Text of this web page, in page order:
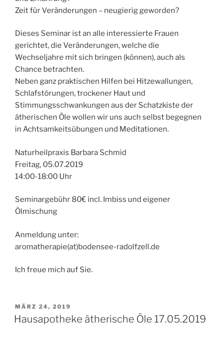
Zeit für Veränderungen – neugierig geworden?
Dieses Seminar ist an alle interessierte Frauen
gerichtet, die Veränderungen, welche die
Wechseljahre mit sich bringen (können), auch als
Chance betrachten.
Neben ganz praktischen Hilfen bei Hitzewallungen,
Schlafstörungen, trockener Haut und
Stimmungsschwankungen aus der Schatzkiste der
ätherischen Öle wollen wir uns auch selbst begegnen
in Achtsamkeitsübungen und Meditationen.
Naturheilpraxis Barbara Schmid
Freitag, 05.07.2019
14:00-18:00 Uhr
Seminargebühr 80€ incl. Imbiss und eigener
Ölmischung
Anmeldung unter:
aromatherapie(at)bodensee-radolfzell.de
Ich freue mich auf Sie.
VERÖFFENTLICHT
AM
MÄRZ 24, 2019
Hausapotheke ätherische Öle 17.05.2019